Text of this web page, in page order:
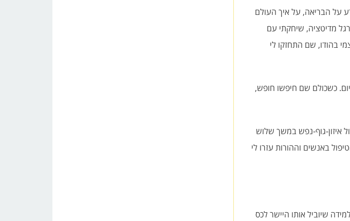
על הבריאה, על איך העולם
מדיטציה, שיחקתי עם
בהודו, שם התחזקו לי
כשכולם שם חיפשו חופש,
איזון-גוף-נפש במשך שלוש
באנשים וההורות עזרו לי
שיוביל אותו היישר לכס